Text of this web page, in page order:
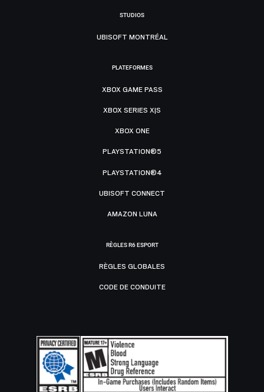
STUDIOS
UBISOFT MONTRÉAL
PLATEFORMES
XBOX GAME PASS
XBOX SERIES X|S
XBOX ONE
PLAYSTATION®5
PLAYSTATION®4
UBISOFT CONNECT
AMAZON LUNA
RÈGLES R6 ESPORT
RÈGLES GLOBALES
CODE DE CONDUITE